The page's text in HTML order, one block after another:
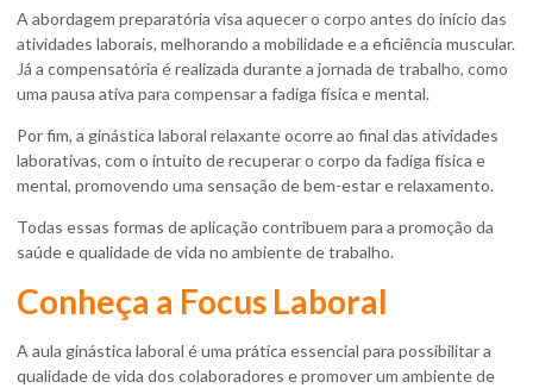
A abordagem preparatória visa aquecer o corpo antes do início das
atividades laborais, melhorando a mobilidade e a eficiência muscular.
Já a compensatória é realizada durante a jornada de trabalho, como
uma pausa ativa para compensar a fadiga física e mental.
Por fim, a ginástica laboral relaxante ocorre ao final das atividades
laborativas, com o intuito de recuperar o corpo da fadiga física e
mental, promovendo uma sensação de bem-estar e relaxamento.
Todas essas formas de aplicação contribuem para a promoção da
saúde e qualidade de vida no ambiente de trabalho.
Conheça a Focus Laboral
A aula ginástica laboral é uma prática essencial para possibilitar a
qualidade de vida dos colaboradores e promover um ambiente de